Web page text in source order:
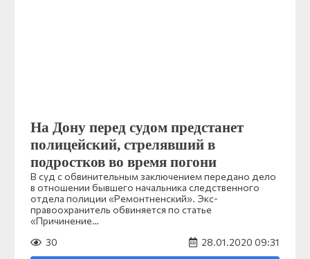
На Дону перед судом предстанет
полицейский, стрелявший в
подростков во время погони
В суд с обвинительным заключением передано дело
в отношении бывшего начальника следственного
отдела полиции «Ремонтненский». Экс-
правоохранитель обвиняется по статье
«Причинение…
30
28.01.2020 09:31